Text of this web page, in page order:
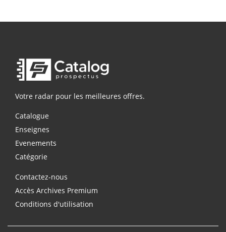
Votre radar pour les meilleures offres.
Catalogue
Enseignes
Evenements
Catégorie
Contactez-nous
Accès Archives Premium
Conditions d'utilisation